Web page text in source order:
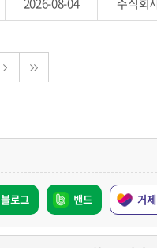
블로그 밴드 거